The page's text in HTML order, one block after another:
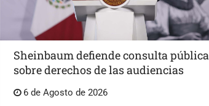
Sheinbaum defiende consulta pública
sobre derechos de las audiencias
6 de Agosto de 2026